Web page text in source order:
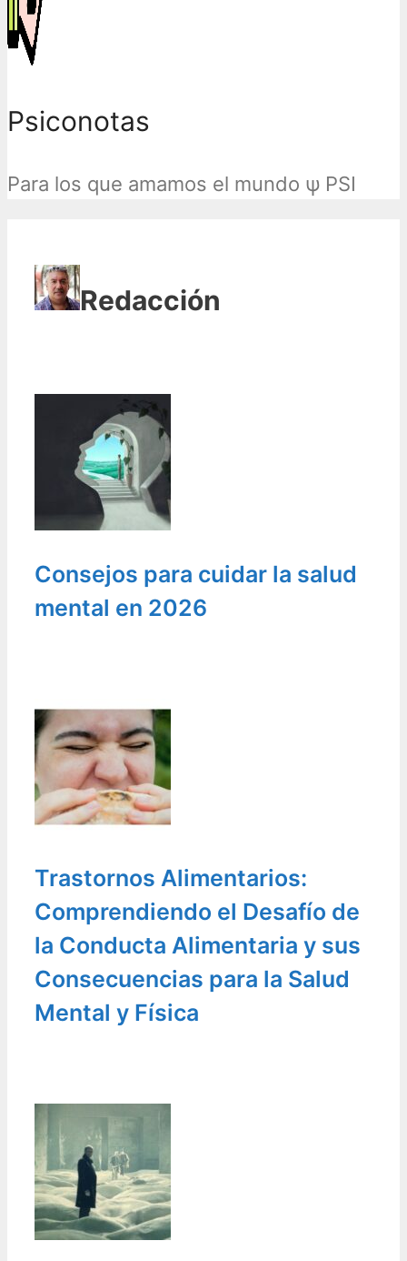
Psiconotas
Para los que amamos el mundo ψ PSI
Redacción
Consejos para cuidar la salud
mental en 2026
Trastornos Alimentarios:
Comprendiendo el Desafío de
la Conducta Alimentaria y sus
Consecuencias para la Salud
Mental y Física